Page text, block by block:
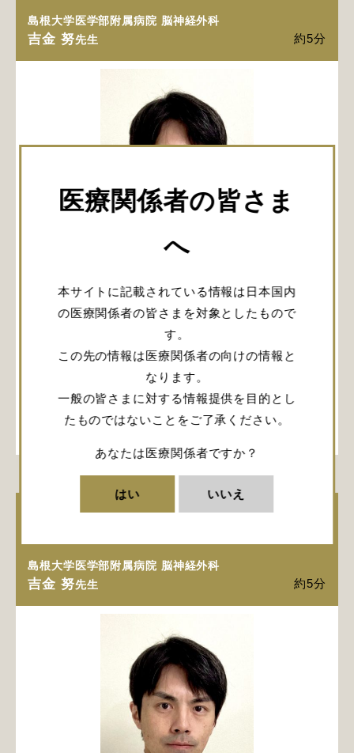
医療関係者の皆さま
へ
本サイトに記載されている情報は日本国内
の医療関係者の皆さまを対象としたもので
す。
この先の情報は医療関係者の向けの情報と
なります。
一般の皆さまに対する情報提供を目的とし
たものではないことをご了承ください。
あなたは医療関係者ですか？
はい いいえ
島根大学医学部附属病院 脳神経外科
吉金 努先生 約5分
も取り入れ、既存の型を破る段階）」および「離（既存
の型から離れて自在となる段階）」について解説いただ
きました。審美面と安全面の両立を目指した手術手技を
考案、発表された時代や、その後、患者さんに寄り添っ
た新たな手術法を確立された段階について解説いただい
ています。
地方の一脳神経外科医による守破離（し
島根大学医学部附属病院 脳神経外科
吉金 努先生 約5分